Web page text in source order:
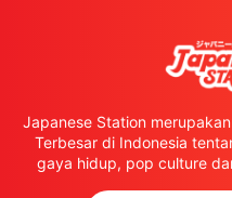
Japanese Station
Terbesar di Indonesia
gaya hidup, pop culture